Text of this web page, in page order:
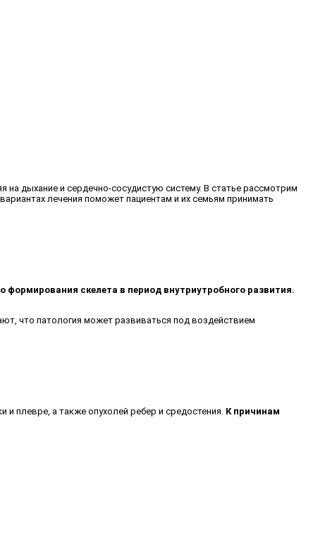
дыхание и сердечно-сосудистую систему. В статье рассмотрим
лечения поможет пациентам и их семьям принимать
формирования скелета в период внутриутробного развития.
что патология может развиваться под воздействием
и плевре, а также опухолей ребер и средостения. К причинам